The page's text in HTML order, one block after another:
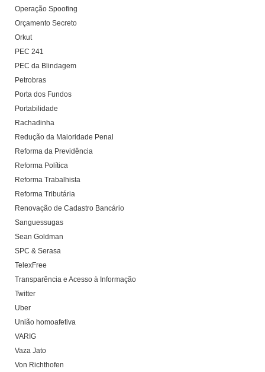
Operação Spoofing
Orçamento Secreto
Orkut
PEC 241
PEC da Blindagem
Petrobras
Porta dos Fundos
Portabilidade
Rachadinha
Redução da Maioridade Penal
Reforma da Previdência
Reforma Política
Reforma Trabalhista
Reforma Tributária
Renovação de Cadastro Bancário
Sanguessugas
Sean Goldman
SPC & Serasa
TelexFree
Transparência e Acesso à Informação
Twitter
Uber
União homoafetiva
VARIG
Vaza Jato
Von Richthofen